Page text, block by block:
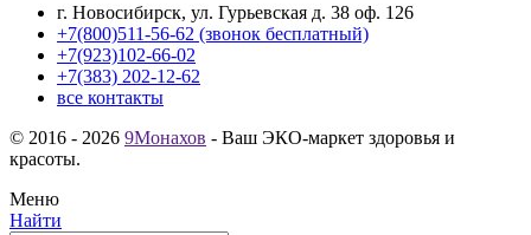
г. Новосибирск, ул. Гурьевская д. 38 оф. 126
+7(800)511-56-62 (звонок бесплатный)
+7(923)102-66-02
+7(383) 202-12-62
все контакты
© 2016 - 2026 9Монахов - Ваш ЭКО-маркет здоровья и
красоты.
Меню
Найти